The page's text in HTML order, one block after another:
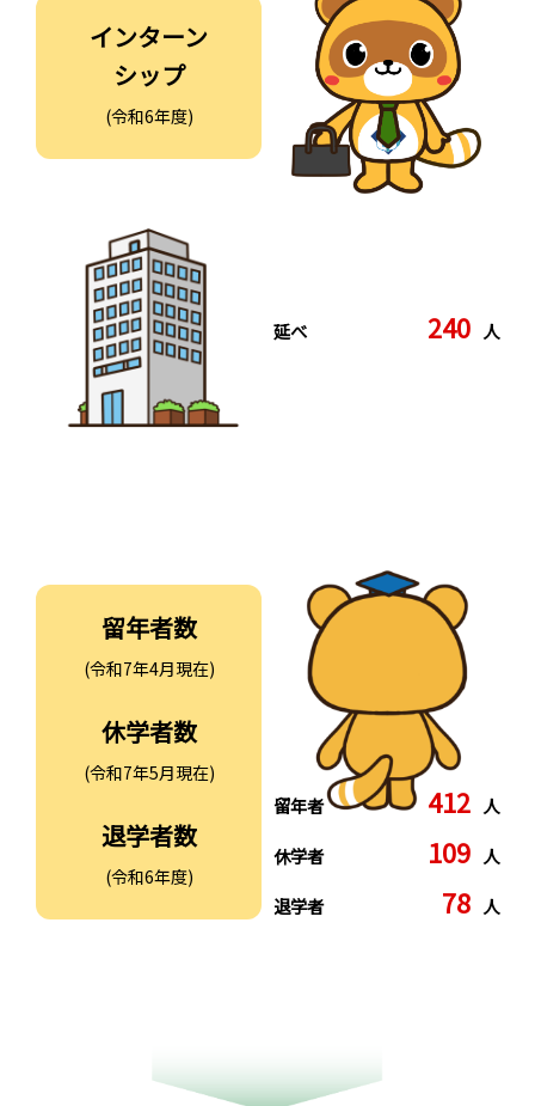
インターン
シップ
(令和6年度)
延べ 240 人
留年者数
(令和7年4月現在)
休学者数
(令和7年5月現在)
退学者数
(令和6年度)
留年者 412 人
休学者
109 人
退学者
78 人